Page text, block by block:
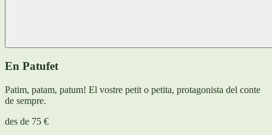
En Patufet
Patim, patam, patum! El vostre petit o petita, protagonista del conte
de sempre.
des de 75 €